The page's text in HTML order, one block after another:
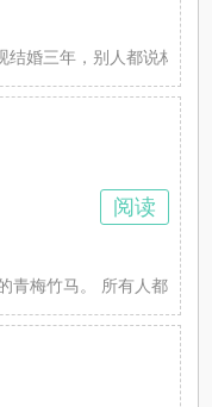
结婚三年，别人都说林泰
青梅竹马。 所有人都认
阅读